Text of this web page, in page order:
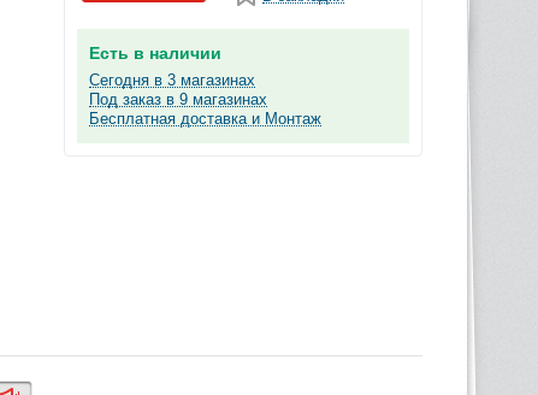
Есть в наличии
Сегодня в 3 магазинах
Под заказ в 9 магазинах
Бесплатная доставка и Монтаж